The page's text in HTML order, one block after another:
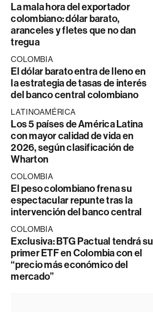
La mala hora del exportador
colombiano: dólar barato,
aranceles y fletes que no dan
tregua
COLOMBIA
El dólar barato entra de lleno en
la estrategia de tasas de interés
del banco central colombiano
LATINOAMÉRICA
Los 5 países de América Latina
con mayor calidad de vida en
2026, según clasificación de
Wharton
COLOMBIA
El peso colombiano frena su
espectacular repunte tras la
intervención del banco central
COLOMBIA
Exclusiva: BTG Pactual tendrá su
primer ETF en Colombia con el
“precio más económico del
mercado”